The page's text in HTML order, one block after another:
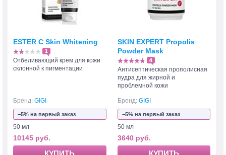
ESTER C Skin Whitening
1
Отбеливающий крем для кожи
склонной к пигментации
Бренд: GIGI
−5% на первый заказ
50 мл
10145 руб.
КУПИТЬ
SKIN EXPERT Propolis
Powder Mask
4
Антисептическая прополисная
пудра для жирной и
проблемной кожи
Бренд: GIGI
−5% на первый заказ
50 мл
3640 руб.
КУПИТЬ